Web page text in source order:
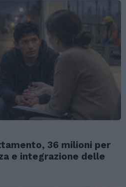
36 milioni per
e integrazione delle